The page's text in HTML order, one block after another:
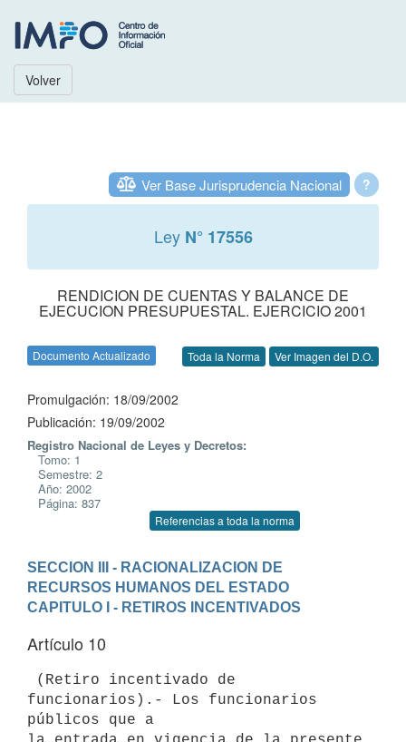
Volver
?
Ver Base Jurisprudencia Nacional
Ley N° 17556
RENDICION DE CUENTAS Y BALANCE DE
EJECUCION PRESUPUESTAL. EJERCICIO 2001
Documento Actualizado Toda la Norma Ver Imagen del D.O.
Promulgación: 18/09/2002
Publicación: 19/09/2002
Registro Nacional de Leyes y Decretos:
Tomo: 1
Semestre: 2
Año: 2002
Página: 837
Referencias a toda la norma
SECCION III - RACIONALIZACION DE
RECURSOS HUMANOS DEL ESTADO
CAPITULO I - RETIROS INCENTIVADOS
Artículo 10
funcionarios).- Los funcionarios
públicos que a